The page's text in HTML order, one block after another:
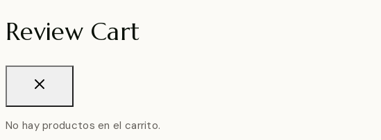
Review Cart
No hay productos en el carrito.